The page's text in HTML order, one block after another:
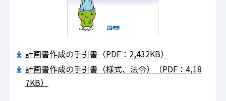
計画書作成の手引書（PDF：2,432KB）
計画書作成の手引書（様式、法令）（PDF：4,18
7KB）